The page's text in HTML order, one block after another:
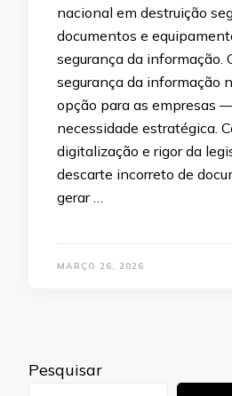
nacional em destruição
documentos e
segurança da informação.
segurança da informação
opção para as empresas
necessidade estratégica.
digitalização e rigor da
descarte incorreto de
gerar …
MARÇO 26, 2026
Pesquisar